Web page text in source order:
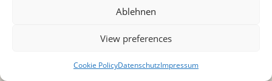
Ablehnen
View preferences
Cookie PolicyDatenschutzImpressum